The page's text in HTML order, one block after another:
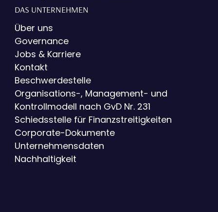
DAS UNTERNEHMEN
Über uns
Governance
Jobs & Karriere
Kontakt
Beschwerdestelle
Organisations-, Management- und
Kontrollmodell nach GvD Nr. 231
Schiedsstelle für Finanzstreitigkeiten
Corporate-Dokumente
Unternehmensdaten
Nachhaltigkeit